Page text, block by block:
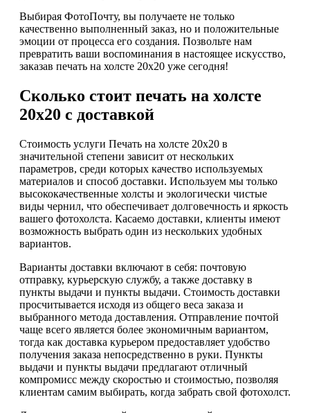
Выбирая ФотоПочту, вы получаете не только
качественно выполненный заказ, но и положительные
эмоции от процесса его создания. Позвольте нам
превратить ваши воспоминания в настоящее искусство,
заказав печать на холсте 20х20 уже сегодня!
Сколько стоит печать на холсте
20х20 с доставкой
Стоимость услуги Печать на холсте 20х20 в
значительной степени зависит от нескольких
параметров, среди которых качество используемых
материалов и способ доставки. Используем мы только
высококачественные холсты и экологически чистые
виды чернил, что обеспечивает долговечность и яркость
вашего фотохолста. Касаемо доставки, клиенты имеют
возможность выбрать один из нескольких удобных
вариантов.
Варианты доставки включают в себя: почтовую
отправку, курьерскую службу, а также доставку в
пункты выдачи и пункты выдачи. Стоимость доставки
просчитывается исходя из общего веса заказа и
выбранного метода доставления. Отправление почтой
чаще всего является более экономичным вариантом,
тогда как доставка курьером предоставляет удобство
получения заказа непосредственно в руки. Пункты
выдачи и пункты выдачи предлагают отличный
компромисс между скоростью и стоимостью, позволяя
клиентам самим выбирать, когда забрать свой фотохолст.